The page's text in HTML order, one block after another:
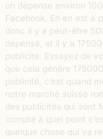
on dépense environ
Facebook. En en est à
donc il y a peut-être
dépensé, et il y a
publicité. Essayez de
que cela génère
publicité, c’est quand
notre marché suisse
des publicités qui sont
compte à quel point
quelque chose qui va